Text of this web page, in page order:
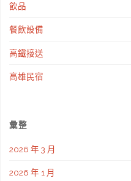
飲品
餐飲設備
高鐵接送
高雄民宿
彙整
2026 年 3 月
2026 年 1 月